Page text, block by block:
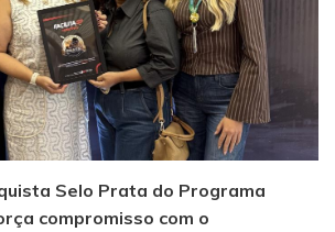
Selo Prata do Programa
compromisso com o